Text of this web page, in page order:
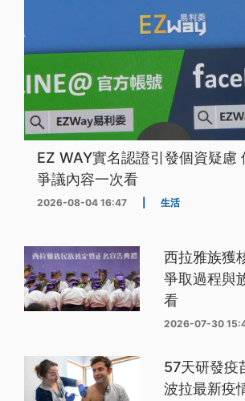
EZ WAY實名認證引發個資疑慮
爭議內容一次看
2026-08-04 16:47 生活
西拉雅族獲
爭取過程與
看
2026-07-30
57天研發疫
波拉最新疫